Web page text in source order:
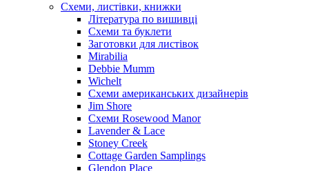
Схеми, листівки, книжки
Література по вишивці
Схеми та буклети
Заготовки для листівок
Mirabilia
Debbie Mumm
Wichelt
Схеми американських дизайнерів
Jim Shore
Cхеми Rosewood Manor
Lavender & Lace
Stoney Creek
Cottage Garden Samplings
Glendon Place